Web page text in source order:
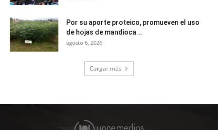
Por su aporte proteico, promueven el uso
de hojas de mandioca...
agosto 6, 2026
Cargar más